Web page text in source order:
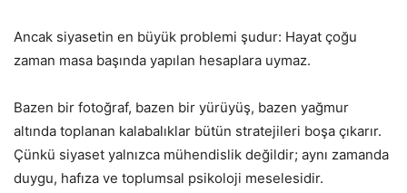
Ancak siyasetin en büyük problemi şudur: Hayat çoğu
zaman masa başında yapılan hesaplara uymaz.
Bazen bir fotoğraf, bazen bir yürüyüş, bazen yağmur
altında toplanan kalabalıklar bütün stratejileri boşa çıkarır.
Çünkü siyaset yalnızca mühendislik değildir; aynı zamanda
duygu, hafıza ve toplumsal psikoloji meselesidir.